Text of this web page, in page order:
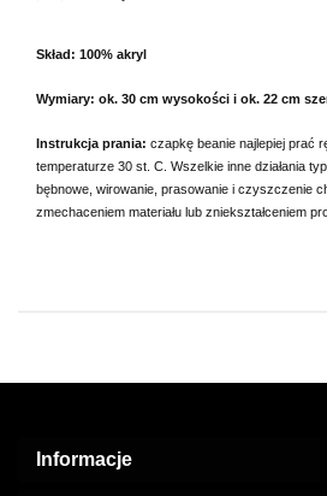
Skład: 100% akryl
Wymiary: ok. 30 cm wysokości i ok. 22 cm
Instrukcja prania: czapkę beanie najlepiej prać
temperaturze 30 st. C. Wszelkie inne działania
bębnowe, wirowanie, prasowanie i czyszczenie
zmechaceniem materiału lub zniekształceniem
Informacje